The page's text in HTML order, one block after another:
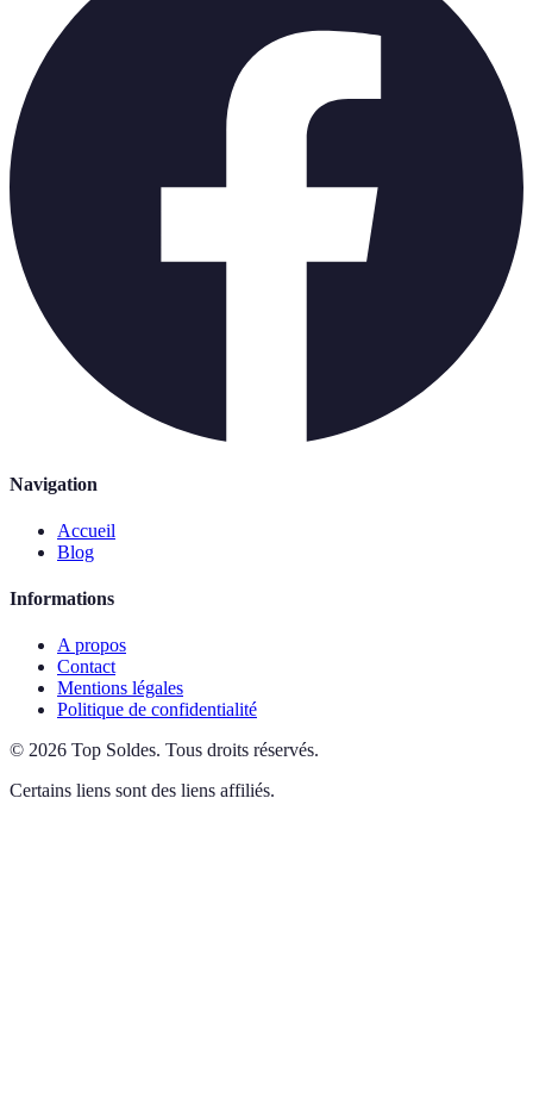
Navigation
Accueil
Blog
Informations
A propos
Contact
Mentions légales
Politique de confidentialité
© 2026 Top Soldes. Tous droits réservés.
Certains liens sont des liens affiliés.